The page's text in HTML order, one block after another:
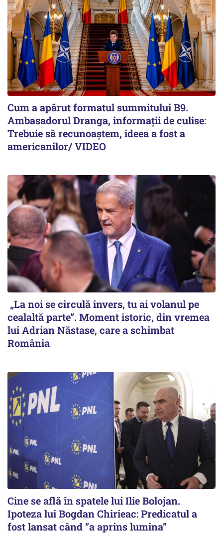
Cum a apărut formatul summitului B9.
Ambasadorul Dranga, informații de culise:
Trebuie să recunoaștem, ideea a fost a
americanilor/ VIDEO
„La noi se circulă invers, tu ai volanul pe
cealaltă parte”. Moment istoric, din vremea
lui Adrian Năstase, care a schimbat
România
Cine se află în spatele lui Ilie Bolojan.
Ipoteza lui Bogdan Chirieac: Predicatul a
fost lansat când ”a aprins lumina”